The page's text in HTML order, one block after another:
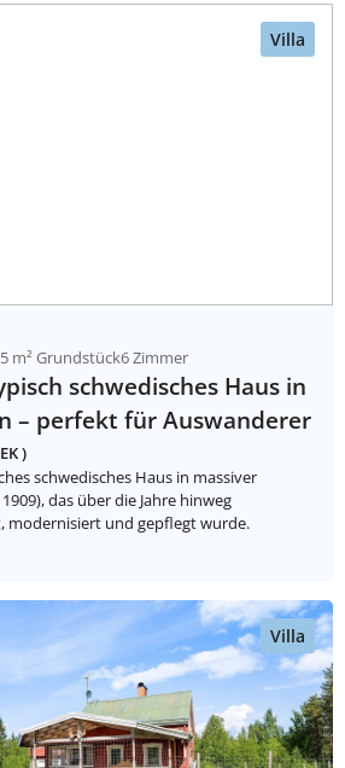
Villa
m² Grundstück6 Zimmer
schwedisches Haus in
– perfekt für Auswanderer
)
schwedisches Haus in massiver
das über die Jahre hinweg
modernisiert und gepflegt wurde.
Villa